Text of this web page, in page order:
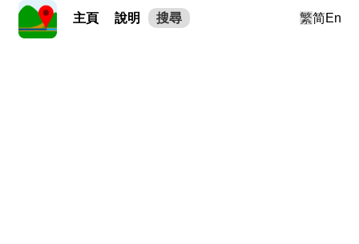
主頁 說明 搜尋 繁简En